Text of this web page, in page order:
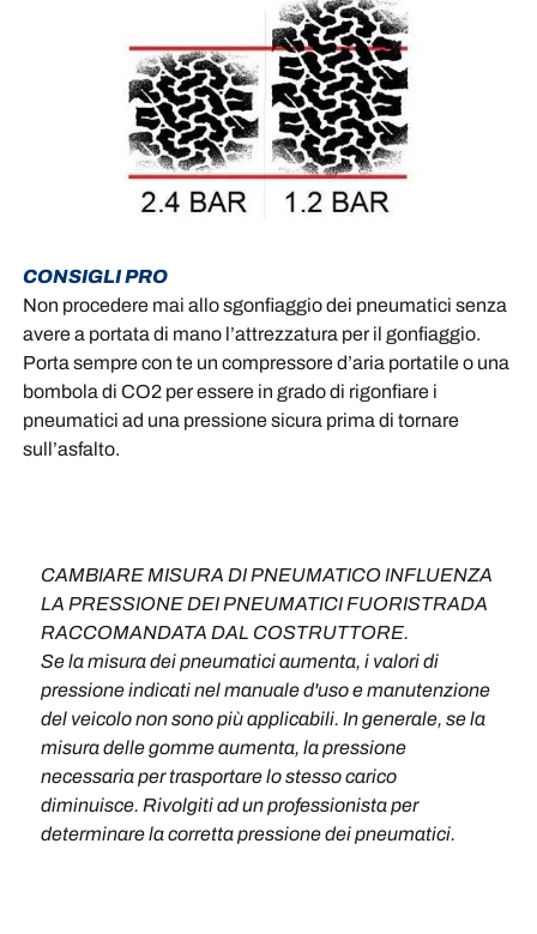
CONSIGLI PRO
Non procedere mai allo sgonfiaggio dei pneumatici senza
avere a portata di mano l’attrezzatura per il gonfiaggio.
Porta sempre con te un compressore d’aria portatile o una
bombola di CO2 per essere in grado di rigonfiare i
pneumatici ad una pressione sicura prima di tornare
sull’asfalto.
CAMBIARE MISURA DI PNEUMATICO INFLUENZA
LA PRESSIONE DEI PNEUMATICI FUORISTRADA
RACCOMANDATA DAL COSTRUTTORE.
Se la misura dei pneumatici aumenta, i valori di
pressione indicati nel manuale d'uso e manutenzione
del veicolo non sono più applicabili. In generale, se la
misura delle gomme aumenta, la pressione
necessaria per trasportare lo stesso carico
diminuisce. Rivolgiti ad un professionista per
determinare la corretta pressione dei pneumatici.